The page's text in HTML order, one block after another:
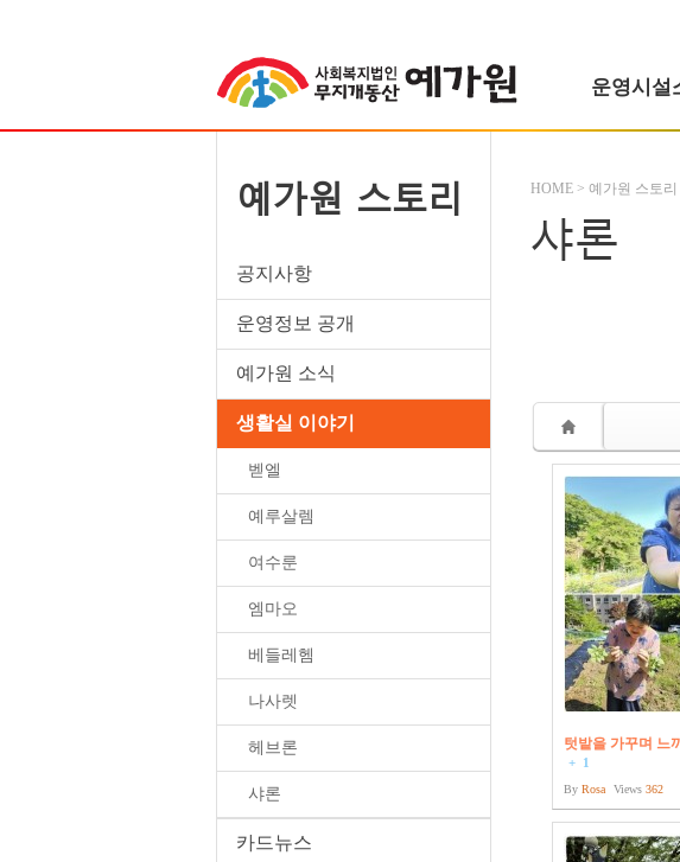
운영시설
HOME > 예가원 스토리
예가원 스토리
공지사항
운영정보 공개
예가원 소식
생활실 이야기
벧엘
예루살렘
여수룬
엠마오
베들레헴
나사렛
헤브론
샤론
카드뉴스
샤론
텃밭을 가꾸며 느
+ 1
By Rosa Views 362